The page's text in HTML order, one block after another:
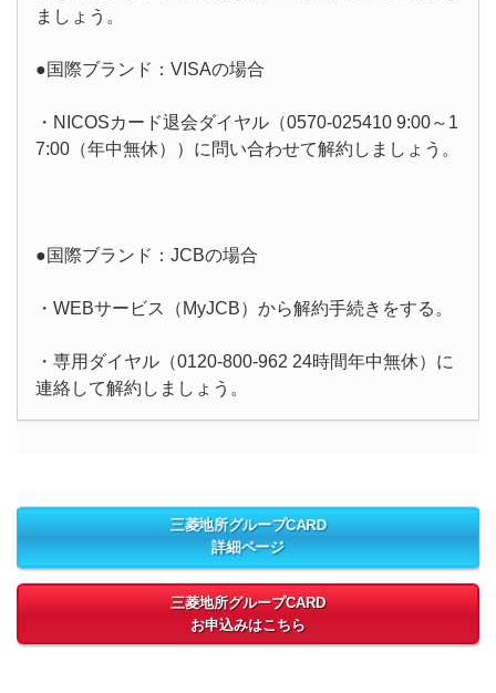
ましょう。
●国際ブランド：VISAの場合
・NICOSカード退会ダイヤル（0570-025410 9:00～1
7:00（年中無休））に問い合わせて解約しましょう。
●国際ブランド：JCBの場合
・WEBサービス（MyJCB）から解約手続きをする。
・専用ダイヤル（0120-800-962 24時間年中無休）に
連絡して解約しましょう。
三菱地所グループCARD
詳細ページ
三菱地所グループCARD
お申込みはこちら